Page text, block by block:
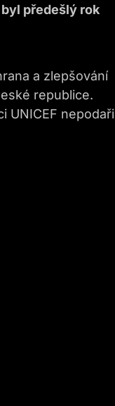
byl předešlý rok
a zlepšování
republice.
UNICEF